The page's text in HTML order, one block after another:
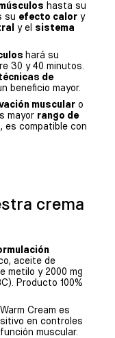
hasta su
su efecto calor y
y el sistema
hará su
30 y 40 minutos.
de
beneficio mayor.
muscular o
mayor rango de
es compatible con
crema
aceite de
metilo y 2000 mg
Producto 100%
Cream es
en controles
muscular.